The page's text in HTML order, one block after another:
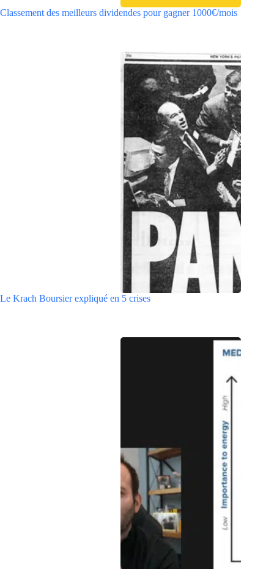
Classement des meilleurs dividendes pour gagner 1000€/mois
Le Krach Boursier expliqué en 5 crises